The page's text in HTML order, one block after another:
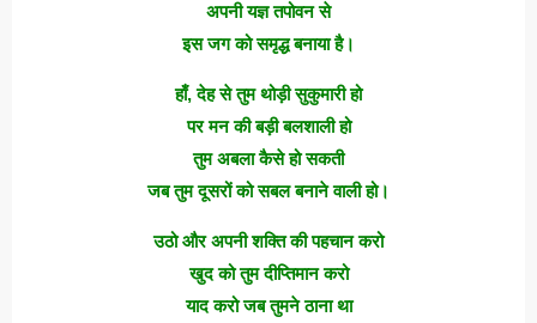
अपनी यज्ञ तपोवन से
इस जग को समृद्ध बनाया है।
हाँ, देह से तुम थोड़ी सुकुमारी हो
पर मन की बड़ी बलशाली हो
तुम अबला कैसे हो सकती
जब तुम दूसरों को सबल बनाने वाली हो।
उठो और अपनी शक्ति की पहचान करो
खुद को तुम दीप्तिमान करो
याद करो जब तुमने ठाना था